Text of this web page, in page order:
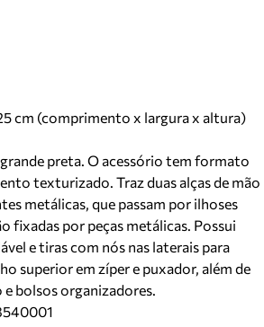
cm (comprimento x largura x altura)
preta. O acessório tem formato
texturizado. Traz duas alças de mão
metálicas, que passam por ilhoses
fixadas por peças metálicas. Possui
e tiras com nós nas laterais para
superior em zíper e puxador, além de
bolsos organizadores.